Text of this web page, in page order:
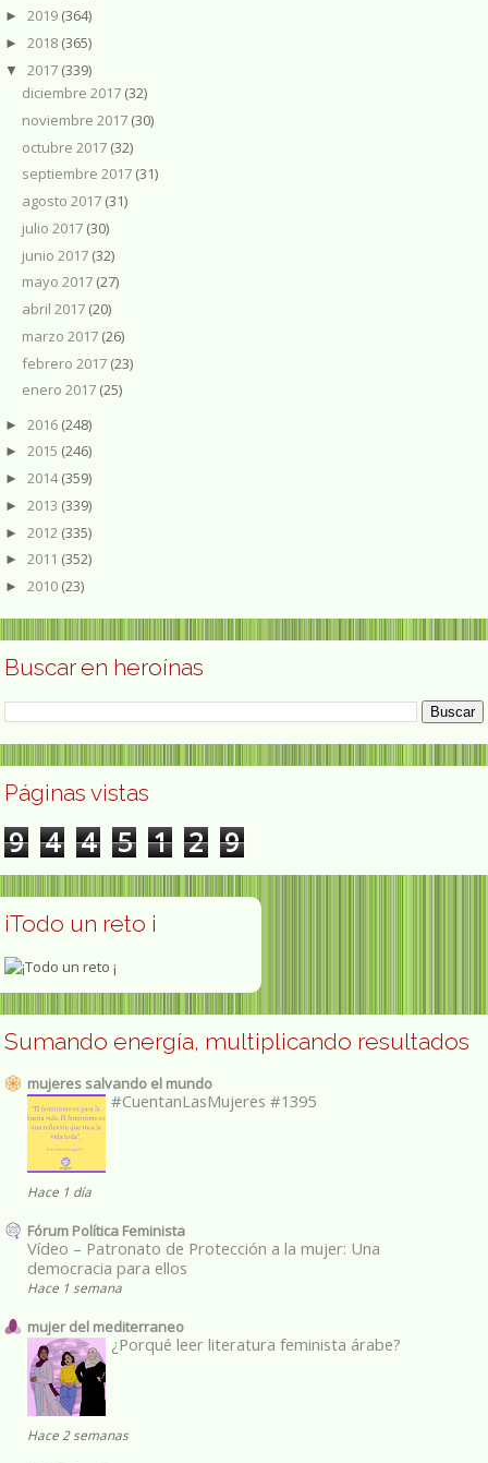
► 2019 (364)
► 2018 (365)
▼ 2017 (339)
diciembre 2017 (32)
noviembre 2017 (30)
octubre 2017 (32)
septiembre 2017 (31)
agosto 2017 (31)
julio 2017 (30)
junio 2017 (32)
mayo 2017 (27)
abril 2017 (20)
marzo 2017 (26)
febrero 2017 (23)
enero 2017 (25)
► 2016 (248)
► 2015 (246)
► 2014(359)
► 2013 (339)
► 2012 (335)
► 2011 (352)
► 2010 (23)
Buscar en heroínas
Páginas vistas
9 4 4 5 1 2 9
¡Todo un reto ¡
Sumando energía, multiplicando resultados
mujeres salvando el mundo
#CuentanLasMujeres #1395
Hace 1 día
Fórum Política Feminista
Vídeo – Patronato de Protección a la mujer: Una
democracia para ellos
Hace 1 semana
mujer del mediterraneo
¿Porqué leer literatura feminista árabe?
Hace 2 semanas